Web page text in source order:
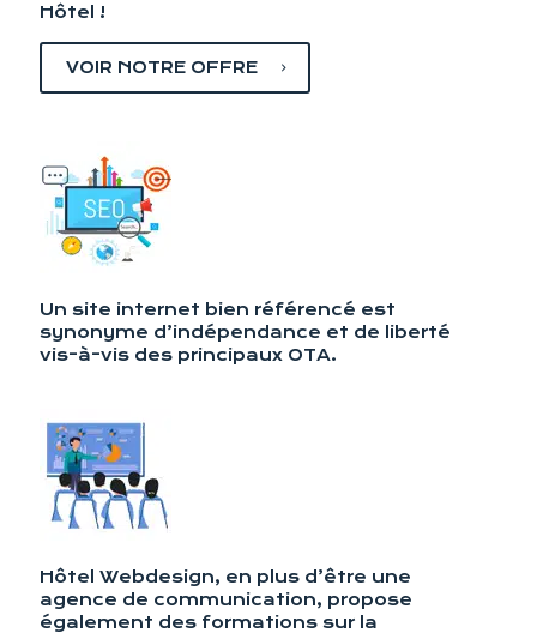
Hôtel !
VOIR NOTRE OFFRE
Un site internet bien référencé est
synonyme d’indépendance et de liberté
vis-à-vis des principaux OTA.
Hôtel Webdesign, en plus d’être une
agence de communication, propose
également des formations sur la